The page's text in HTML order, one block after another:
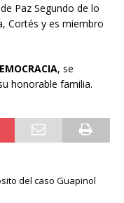
Paz Segundo de lo
Cortés y es miembro
, se
honorable familia.
del caso Guapinol